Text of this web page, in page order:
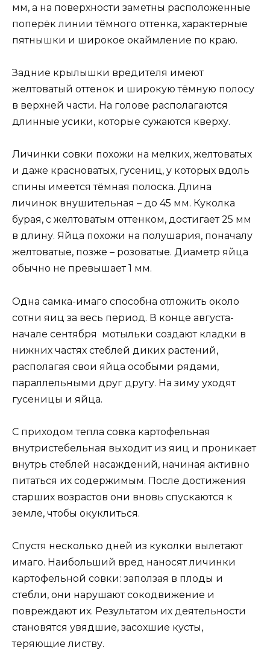
мм, а на поверхности заметны расположенные
поперёк линии тёмного оттенка, характерные
пятнышки и широкое окаймление по краю.
Задние крылышки вредителя имеют
желтоватый оттенок и широкую тёмную полосу
в верхней части. На голове располагаются
длинные усики, которые сужаются кверху.
Личинки совки похожи на мелких, желтоватых
и даже красноватых, гусениц, у которых вдоль
спины имеется тёмная полоска. Длина
личинок внушительная – до 45 мм. Куколка
бурая, с желтоватым оттенком, достигает 25 мм
в длину. Яйца похожи на полушария, поначалу
желтоватые, позже – розоватые. Диаметр яйца
обычно не превышает 1 мм.
Одна самка-имаго способна отложить около
сотни яиц за весь период. В конце августа-
начале сентября мотыльки создают кладки в
нижних частях стеблей диких растений,
располагая свои яйца особыми рядами,
параллельными друг другу. На зиму уходят
гусеницы и яйца.
С приходом тепла совка картофельная
внутристебельная выходит из яиц и проникает
внутрь стеблей насаждений, начиная активно
питаться их содержимым. После достижения
старших возрастов они вновь спускаются к
земле, чтобы окуклиться.
Спустя несколько дней из куколки вылетают
имаго. Наибольший вред наносят личинки
картофельной совки: заползая в плоды и
стебли, они нарушают сокодвижение и
повреждают их. Результатом их деятельности
становятся увядшие, засохшие кусты,
теряющие листву.